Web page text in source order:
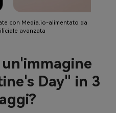
con Media.io-alimentato da
avanzata
Day" in 3